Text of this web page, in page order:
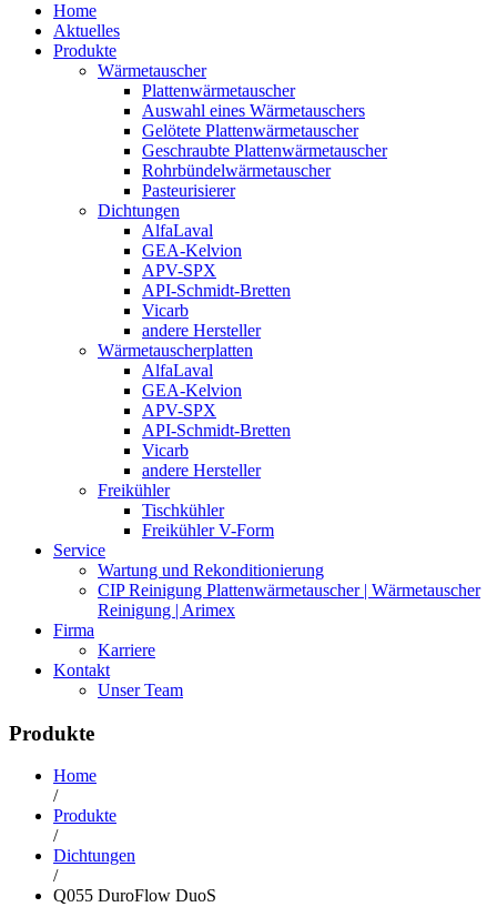
Home
Aktuelles
Produkte
Wärmetauscher
Plattenwärmetauscher
Auswahl eines Wärmetauschers
Gelötete Plattenwärmetauscher
Geschraubte Plattenwärmetauscher
Rohrbündelwärmetauscher
Pasteurisierer
Dichtungen
AlfaLaval
GEA-Kelvion
APV-SPX
API-Schmidt-Bretten
Vicarb
andere Hersteller
Wärmetauscherplatten
AlfaLaval
GEA-Kelvion
APV-SPX
API-Schmidt-Bretten
Vicarb
andere Hersteller
Freikühler
Tischkühler
Freikühler V-Form
Service
Wartung und Rekonditionierung
CIP Reinigung Plattenwärmetauscher | Wärmetauscher
Reinigung | Arimex
Firma
Karriere
Kontakt
Unser Team
Produkte
Home
/
Produkte
/
Dichtungen
/
Q055 DuroFlow DuoS